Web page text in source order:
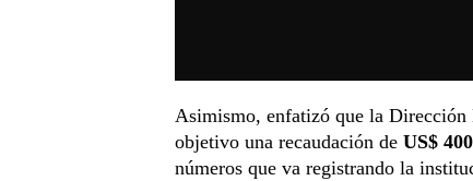
Asimismo, enfatizó que la
objetivo una recaudación de US$
números que va registrando la